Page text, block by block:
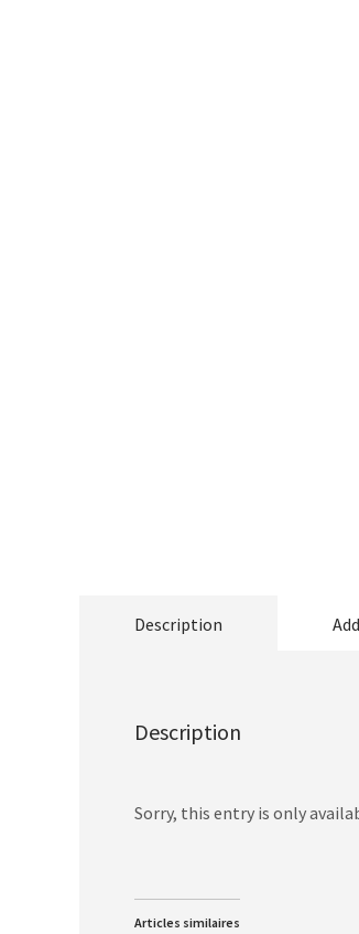
Description
Description
Sorry, this entry is only
Articles similaires